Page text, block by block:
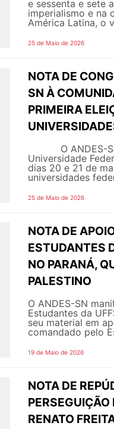
e sessenta e sete
imperialismo e na
América Latina, o
25 de Maio de 2026
NOTA DE
SN À
PRIMEIRA
O ANDES-
Universidade
dias 20 e 21 de
universidades
25 de Maio de 2026
NOTA DE
ESTUDANTES
NO PARANÁ,
PALESTINO
O ANDES-SN
Estudantes da
seu material em
comandado pelo
19 de Maio de 2026
NOTA DE
RENATO